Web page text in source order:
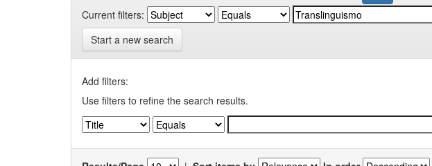
Current filters:
Start a new search
Add filters:
Use filters to refine the search results.